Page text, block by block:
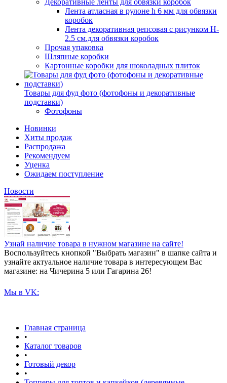
Декоративные ленты для обвязки коробок
Лента атласная в рулоне h 6 мм для обвязки
коробок
Лента декоративная репсовая с рисунком H-
2.5 см.для обвязки коробок
Прочая упаковка
Шляпные коробки
Картонные коробки для шоколадных плиток
Товары для фуд фото (фотофоны и декоративные
подставки)
Фотофоны
Новинки
Хиты продаж
Распродажа
Рекомендуем
Уценка
Ожидаем поступление
Новости
Узнай наличие товара в нужном магазине на сайте!
Воспользуйтесь кнопкой "Выбрать магазин" в шапке сайта и
узнайте актуальное наличие товара в интересующем Вас
магазине: на Чичерина 5 или Гагарина 26!
Мы в VK:
Главная страница
•
Каталог товаров
•
Готовый декор
•